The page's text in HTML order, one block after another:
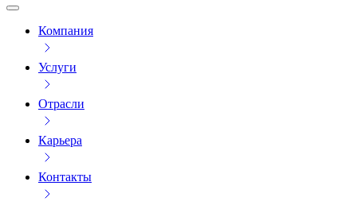
Компания
Услуги
Отрасли
Карьера
Контакты